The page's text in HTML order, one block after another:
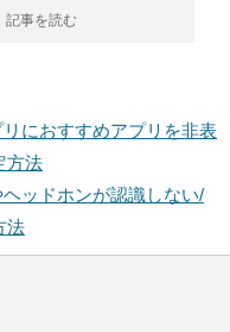
記事を読む
リにおすすめアプリを非表
方法
ヘッドホンが認識しない/
法